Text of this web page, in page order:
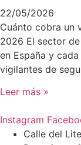
22/05/2026
Cuánto cobra un
2026 El sector
en España y
vigilantes de
Leer más »
Instagram
Calle del